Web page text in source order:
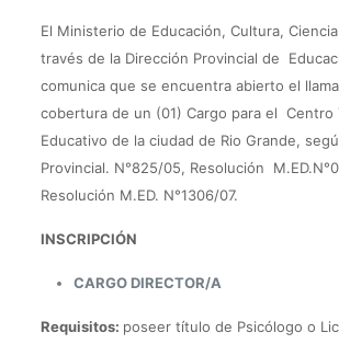
El Ministerio de Educación, Cultura,
través de la Dirección Provincial de
comunica que se encuentra abierto el
cobertura de un (01) Cargo para el Centro
Educativo de la ciudad de Rio Grande,
Provincial. N°825/05, Resolución
Resolución M.ED. N°1306/07.
INSCRIPCIÓN
CARGO DIRECTOR/A
Requisitos: poseer título de Psicólogo o